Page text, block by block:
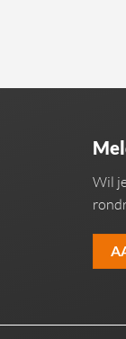
Wil